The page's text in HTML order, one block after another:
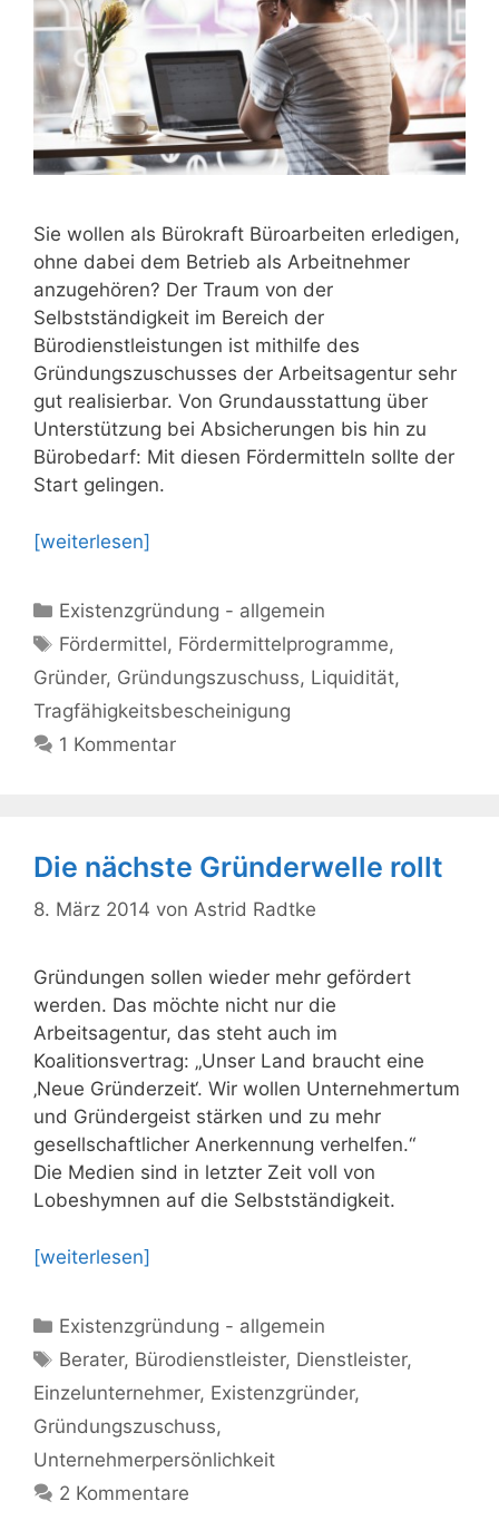
Sie wollen als Bürokraft Büroarbeiten erledigen,
ohne dabei dem Betrieb als Arbeitnehmer
anzugehören? Der Traum von der
Selbstständigkeit im Bereich der
Bürodienstleistungen ist mithilfe des
Gründungszuschusses der Arbeitsagentur sehr
gut realisierbar. Von Grundausstattung über
Unterstützung bei Absicherungen bis hin zu
Bürobedarf: Mit diesen Fördermitteln sollte der
Start gelingen.
[weiterlesen]
Kategorien
Existenzgründung - allgemein
Schlagwörter
Fördermittel, Fördermittelprogramme,
Gründer, Gründungszuschuss, Liquidität,
Tragfähigkeitsbescheinigung
1 Kommentar
Die nächste Gründerwelle rollt
8. März 2014 von Astrid Radtke
Gründungen sollen wieder mehr gefördert
werden. Das möchte nicht nur die
Arbeitsagentur, das steht auch im
Koalitionsvertrag: „Unser Land braucht eine
‚Neue Gründerzeit‘. Wir wollen Unternehmertum
und Gründergeist stärken und zu mehr
gesellschaftlicher Anerkennung verhelfen.“
Die Medien sind in letzter Zeit voll von
Lobeshymnen auf die Selbstständigkeit.
[weiterlesen]
Kategorien
Existenzgründung - allgemein
Schlagwörter
Berater, Bürodienstleister, Dienstleister,
Einzelunternehmer, Existenzgründer,
Gründungszuschuss,
Unternehmerpersönlichkeit
2 Kommentare